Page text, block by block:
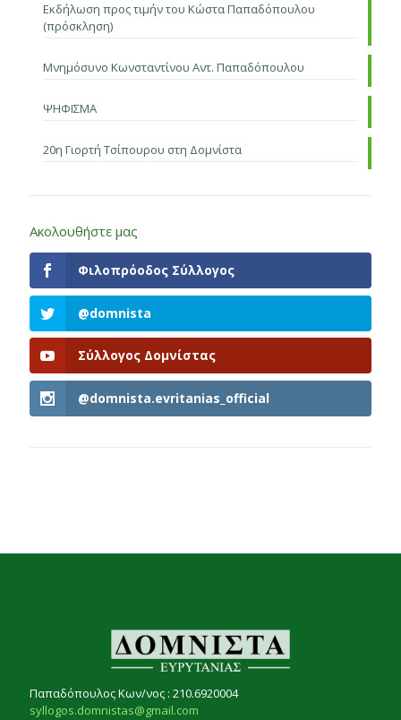
Εκδήλωση προς τιμήν του Κώστα Παπαδόπουλου
(πρόσκληση)
Μνημόσυνο Κωνσταντίνου Αντ. Παπαδόπουλου
ΨΗΦΙΣΜΑ
20η Γιορτή Τσίπουρου στη Δομνίστα
Ακολουθήστε μας
Φιλοπρόοδος Σύλλογος
@domnista
Σύλλογος Δομνίστας
@domnista.evritanias_official
Παπαδόπουλος Κων/νος : 210.6920004
syllogos.domnistas@gmail.com